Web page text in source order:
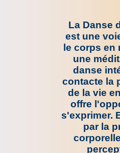
La Danse
est une
le corps en
une
danse
contacte la
de la vie
offre
s'exprimer.
par la